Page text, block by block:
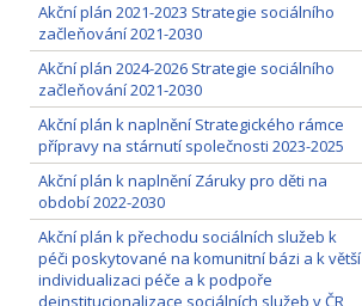
Akční plán 2021-2023 Strategie sociálního
začleňování 2021-2030
Akční plán 2024-2026 Strategie sociálního
začleňování 2021-2030
Akční plán k naplnění Strategického rámce
přípravy na stárnutí společnosti 2023-2025
Akční plán k naplnění Záruky pro děti na
období 2022-2030
Akční plán k přechodu sociálních služeb k
péči poskytované na komunitní bázi a k větší
individualizaci péče a k podpoře
deinstitucionalizace sociálních služeb v ČR